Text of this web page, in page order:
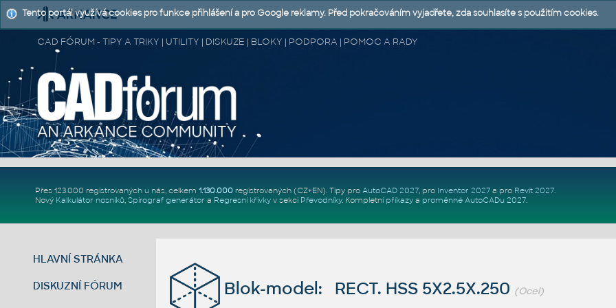
CAD FÓRUM - TIPY A TRIKY | UTILITY | DISKUZE | BLOKY | PODPORA | POMOC A RADY
Přes 123.000 registrovaných u nás, celkem 1.130.000registrovaných (CZ+EN). Tipy pro AutoCAD 2027, pro Inventor 2027a pro Revit 2027.
Nový Kalkulátor nosníků, Spirograf generátor a Regresní křivkyv sekci Převodníky. Kompletní příkazya proměnné AutoCADu 2027.
HLAVNÍ STRÁNKA
DISKUZNÍ FÓRUM Blok-model: RECT. HSS 5X2.5X.250 (Ocel)
Tento portál využívá cookies pro funkce přihlášení a pro Google reklamy. Před pokračováním vyjadřete, zda souhlasíte s použitím cookies.